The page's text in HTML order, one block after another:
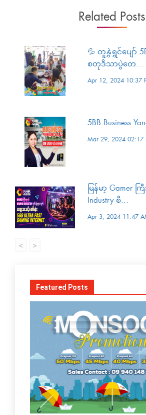
Related Posts
💦 တူနွှဲရွှင်ပျော်
စတုဒိသာပွဲတေ...
Apr 12, 2024 10:37
5BB Business
Mar 29, 2024 02:17
မြန်မာ့ Gamer က
Industry စီ...
Apr 3, 2024 11:47
< >
Featured Posts